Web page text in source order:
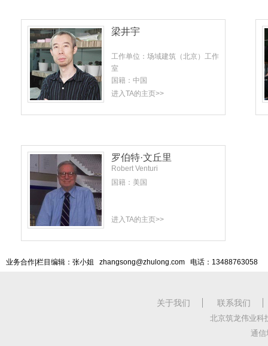
梁井宇
工作单位：场域建筑（北京）工作
室
国籍：中国
进入TA的主页>>
罗伯特·文丘里
Robert Venturi
国籍：美国
进入TA的主页>>
业务合作|栏目编辑：张小姐 zhangsong@zhulong.com 电话：13488763058
关于我们 联系我们
北京筑龙伟业科
通